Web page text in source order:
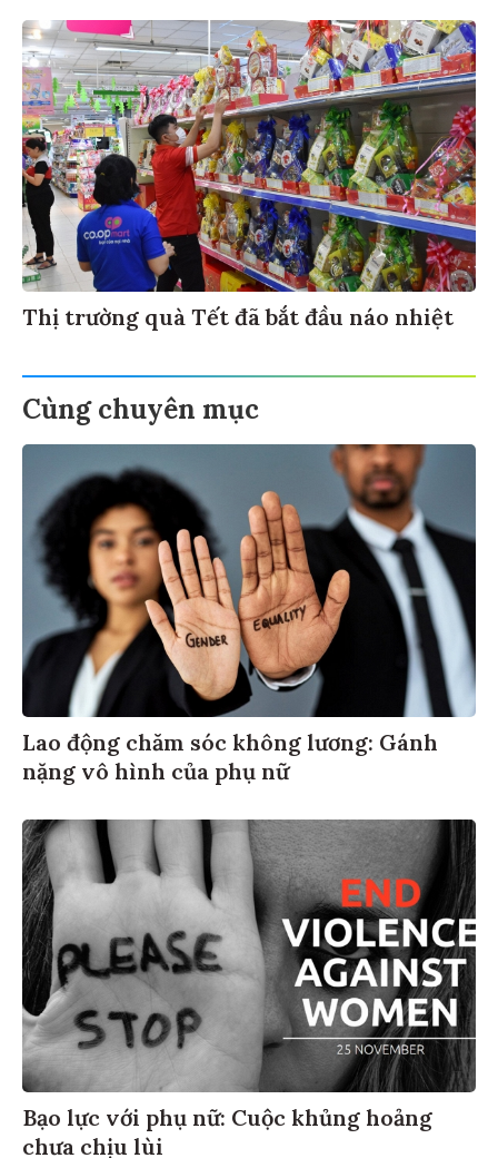
Thị trường quà Tết đã bắt đầu náo nhiệt
Cùng chuyên mục
Lao động chăm sóc không lương: Gánh
nặng vô hình của phụ nữ
Bạo lực với phụ nữ: Cuộc khủng hoảng
chưa chịu lùi